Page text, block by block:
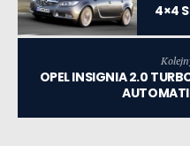
4×4
OPEL INSIGNIA 2.0